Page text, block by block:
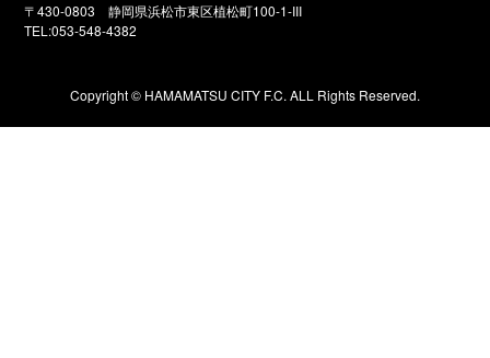
〒430-0803 静岡県浜松市東区植松町100-1-III
TEL:053-548-4382
Copyright ©️ HAMAMATSU CITY F.C. ALL Rights Reserved.